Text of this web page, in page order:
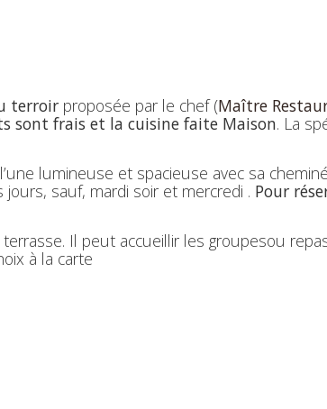
terroir proposée par le chef (Maître
sont frais et la cuisine faite Maison. La
lumineuse et spacieuse avec sa
sauf, mardi soir et mercredi . Pour
Il peut accueillir les groupesou
à la carte